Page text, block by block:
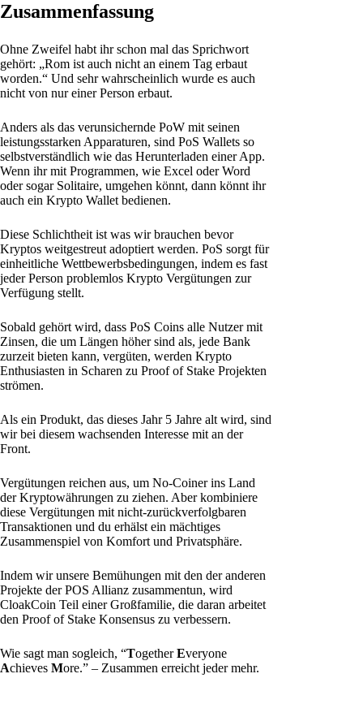
Zusammenfassung
Ohne Zweifel habt ihr schon mal das Sprichwort
gehört: „Rom ist auch nicht an einem Tag erbaut
worden.“ Und sehr wahrscheinlich wurde es auch
nicht von nur einer Person erbaut.
Anders als das verunsichernde PoW mit seinen
leistungsstarken Apparaturen, sind PoS Wallets so
selbstverständlich wie das Herunterladen einer App.
Wenn ihr mit Programmen, wie Excel oder Word
oder sogar Solitaire, umgehen könnt, dann könnt ihr
auch ein Krypto Wallet bedienen.
Diese Schlichtheit ist was wir brauchen bevor
Kryptos weitgestreut adoptiert werden. PoS sorgt für
einheitliche Wettbewerbsbedingungen, indem es fast
jeder Person problemlos Krypto Vergütungen zur
Verfügung stellt.
Sobald gehört wird, dass PoS Coins alle Nutzer mit
Zinsen, die um Längen höher sind als, jede Bank
zurzeit bieten kann, vergüten, werden Krypto
Enthusiasten in Scharen zu Proof of Stake Projekten
strömen.
Als ein Produkt, das dieses Jahr 5 Jahre alt wird, sind
wir bei diesem wachsenden Interesse mit an der
Front.
Vergütungen reichen aus, um No-Coiner ins Land
der Kryptowährungen zu ziehen. Aber kombiniere
diese Vergütungen mit nicht-zurückverfolgbaren
Transaktionen und du erhälst ein mächtiges
Zusammenspiel von Komfort und Privatsphäre.
Indem wir unsere Bemühungen mit den der anderen
Projekte der POS Allianz zusammentun, wird
CloakCoin Teil einer Großfamilie, die daran arbeitet
den Proof of Stake Konsensus zu verbessern.
Wie sagt man sogleich, “TogetherEveryone
Achieves More.” – Zusammen erreicht jeder mehr.